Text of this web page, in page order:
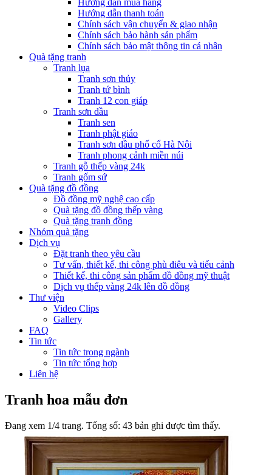
Hướng dẫn mua hàng
Hướng dẫn thanh toán
Chính sách vận chuyển & giao nhận
Chính sách bảo hành sản phẩm
Chính sách bảo mật thông tin cá nhân
Quà tặng tranh
Tranh lụa
Tranh sơn thủy
Tranh tứ bình
Tranh 12 con giáp
Tranh sơn dầu
Tranh sen
Tranh phật giáo
Tranh sơn dầu phố cổ Hà Nội
Tranh phong cảnh miền núi
Tranh gỗ thếp vàng 24k
Tranh gốm sứ
Quà tặng đồ đồng
Đồ đồng mỹ nghệ cao cấp
Quà tặng đồ đồng thếp vàng
Quà tặng tranh đồng
Nhóm quà tặng
Dịch vụ
Đặt tranh theo yêu cầu
Tư vấn, thiết kế, thi công phù điêu và tiểu cảnh
Thiết kế, thi công sản phẩm đồ đồng mỹ thuật
Dịch vụ thếp vàng 24k lên đồ đồng
Thư viện
Video Clips
Gallery
FAQ
Tin tức
Tin tức trong ngành
Tin tức tổng hợp
Liên hệ
Tranh hoa mẫu đơn
Đang xem 1/4 trang. Tổng số: 43 bản ghi được tìm thấy.